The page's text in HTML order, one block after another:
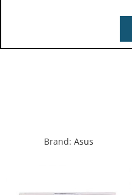
Brand: Asus